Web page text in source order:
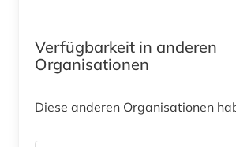
Verfügbarkeit in anderen
Organisationen
Diese anderen Organisationen